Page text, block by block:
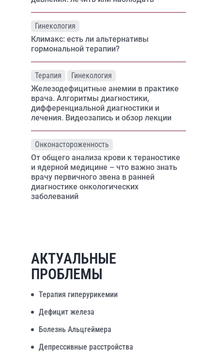
Гинекология
Климакс: есть ли альтернативы
гормональной терапии?
Терапия
Гинекология
Железодефицитные анемии в практике
врача. Алгоритмы диагностики,
дифференциальной диагностики и
лечения. Видеозапись и обзор лекции
Онконастороженность
От общего анализа крови к тераностике
и ядерной медицине – что важно знать
врачу первичного звена в ранней
диагностике онкологических
заболеваний
АКТУАЛЬНЫЕ
ПРОБЛЕМЫ
Терапия гиперурикемии
Дефицит железа
Болезнь Альцгеймера
Депрессивные расстройства